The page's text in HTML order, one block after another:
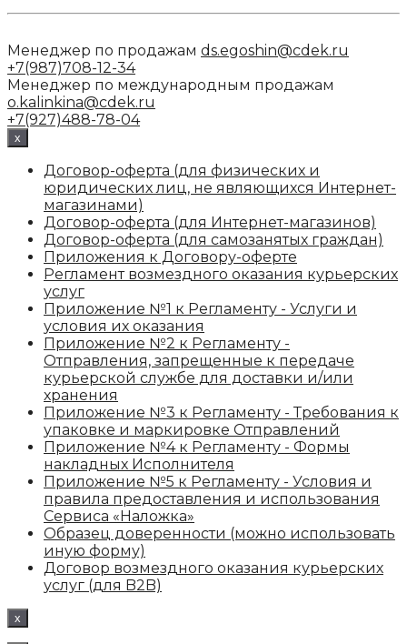
Менеджер по продажам ds.egoshin@cdek.ru
+7(987)708-12-34
Менеджер по международным продажам
o.kalinkina@cdek.ru
+7(927)488-78-04
x
Договор-оферта (для физических и
юридических лиц, не являющихся Интернет-
магазинами)
Договор-оферта (для Интернет-магазинов)
Договор-оферта (для самозанятых граждан)
Приложения к Договору-оферте
Регламент возмездного оказания курьерских
услуг
Приложение №1 к Регламенту - Услуги и
условия их оказания
Приложение №2 к Регламенту -
Отправления, запрещенные к передаче
курьерской службе для доставки и/или
хранения
Приложение №3 к Регламенту - Требования к
упаковке и маркировке Отправлений
Приложение №4 к Регламенту - Формы
накладных Исполнителя
Приложение №5 к Регламенту - Условия и
правила предоставления и использования
Сервиса «Наложка»
Образец доверенности (можно использовать
иную форму)
Договор возмездного оказания курьерских
услуг (для B2B)
x